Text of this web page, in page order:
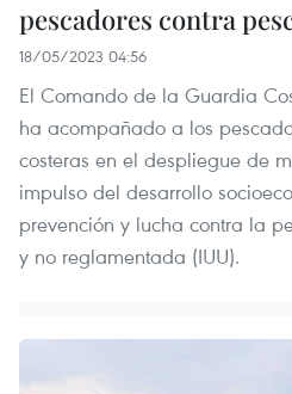
pescadores contra
18/05/2023 04:56
El Comando de la Guardia
ha acompañado a los
costeras en el despliegue de
impulso del desarrollo
prevención y lucha contra la
y no reglamentada (IUU).